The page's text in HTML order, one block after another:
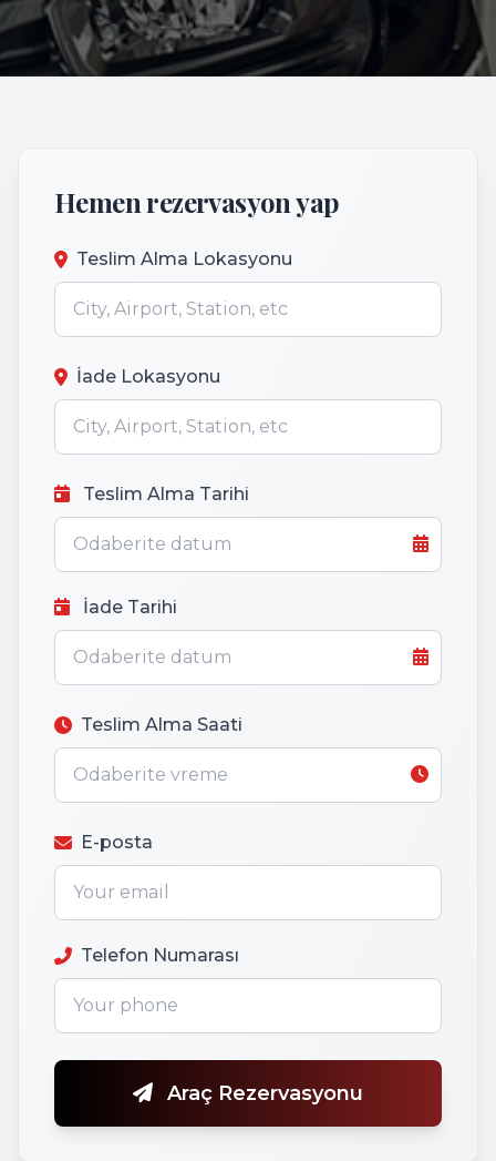
Hemen rezervasyon yap
Teslim Alma Lokasyonu
İade Lokasyonu
Teslim Alma Tarihi
İade Tarihi
Teslim Alma Saati
E-posta
Telefon Numarası
Araç Rezervasyonu